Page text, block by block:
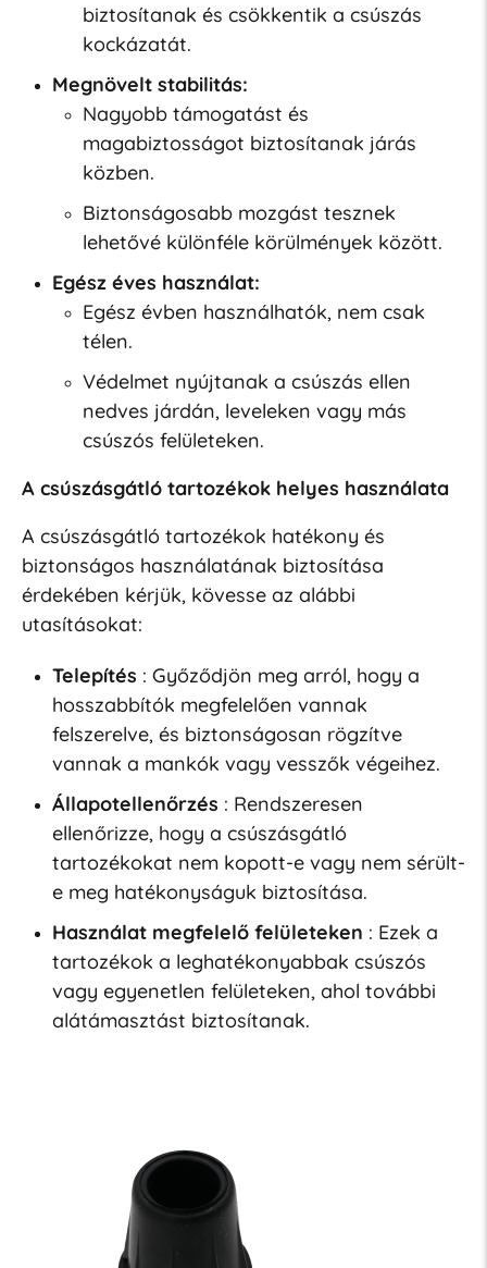
biztosítanak és csökkentik a csúszás
kockázatát.
Megnövelt stabilitás:
Nagyobb támogatást és
magabiztosságot biztosítanak járás
közben.
Biztonságosabb mozgást tesznek
lehetővé különféle körülmények között.
Egész éves használat:
Egész évben használhatók, nem csak
télen.
Védelmet nyújtanak a csúszás ellen
nedves járdán, leveleken vagy más
csúszós felületeken.
A csúszásgátló tartozékok helyes használata
A csúszásgátló tartozékok hatékony és
biztonságos használatának biztosítása
érdekében kérjük, kövesse az alábbi
utasításokat:
Telepítés : Győződjön meg arról, hogy a
hosszabbítók megfelelően vannak
felszerelve, és biztonságosan rögzítve
vannak a mankók vagy vesszők végeihez.
Állapotellenőrzés : Rendszeresen
ellenőrizze, hogy a csúszásgátló
tartozékokat nem kopott-e vagy nem sérült-
e meg hatékonyságuk biztosítása.
Használat megfelelő felületeken : Ezek a
tartozékok a leghatékonyabbak csúszós
vagy egyenetlen felületeken, ahol további
alátámasztást biztosítanak.